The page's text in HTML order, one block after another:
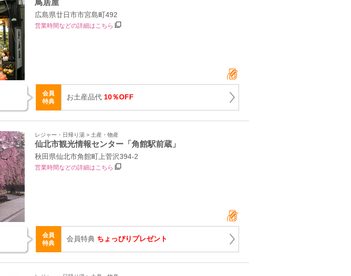
鳥居屋
広島県廿日市市宮島町492
営業時間などの詳細はこちら
会員
特典
お土産品代 10％OFF
レジャー・日帰り湯 > 土産・物産
仙北市観光情報センター「角館駅前蔵」
秋田県仙北市角館町上菅沢394‐2
営業時間などの詳細はこちら
会員
特典
会員特典 ちょっぴりプレゼント